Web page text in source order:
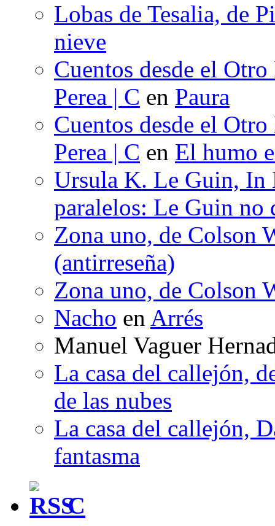
Lobas de Tesalia, de
nieve
Cuentos desde el
Perea | C en Paura
Cuentos desde el
Perea | C en El humo
Ursula K. Le Guin, In
paralelos: Le Guin no
Zona uno, de Colson
(antirreseña)
Zona uno, de Colson
Nacho en Arrés
Manuel Vaguer
La casa del callejón,
de las nubes
La casa del callejón,
fantasma
C